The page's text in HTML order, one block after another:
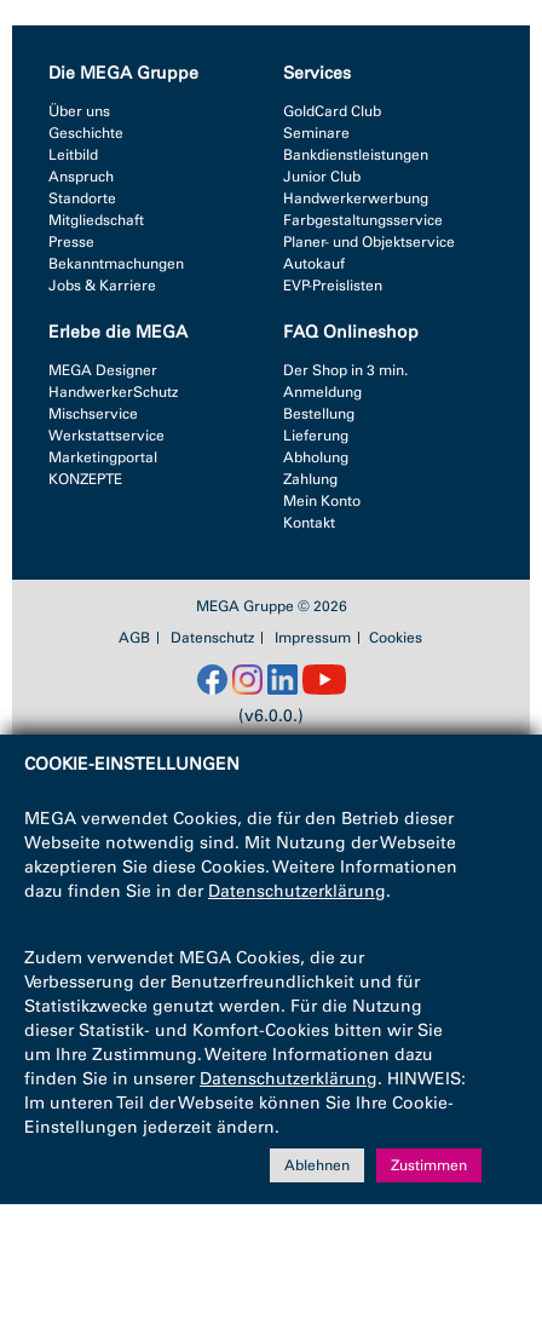
Die MEGA Gruppe
Über uns
Geschichte
Leitbild
Anspruch
Standorte
Mitgliedschaft
Presse
Bekanntmachungen
Jobs & Karriere
Services
GoldCard Club
Seminare
Bankdienstleistungen
Junior Club
Handwerkerwerbung
Farbgestaltungsservice
Planer- und Objektservice
Autokauf
EVP-Preislisten
Erlebe die MEGA
MEGA Designer
HandwerkerSchutz
Mischservice
Werkstattservice
Marketingportal
KONZEPTE
FAQ Onlineshop
Der Shop in 3 min.
Anmeldung
Bestellung
Lieferung
Abholung
Zahlung
Mein Konto
Kontakt
MEGA Gruppe © 2026
AGB
Datenschutz Impressum Cookies
(v6.0.0.)
COOKIE-EINSTELLUNGEN
MEGA verwendet Cookies, die für den Betrieb dieser
Webseite notwendig sind. Mit Nutzung der Webseite
akzeptieren Sie diese Cookies. Weitere Informationen
dazu finden Sie in der Datenschutzerklärung.
Zudem verwendet MEGA Cookies, die zur
Verbesserung der Benutzerfreundlichkeit und für
Statistikzwecke genutzt werden. Für die Nutzung
dieser Statistik- und Komfort-Cookies bitten wir Sie
um Ihre Zustimmung. Weitere Informationen dazu
finden Sie in unserer Datenschutzerklärung. HINWEIS:
Im unteren Teil der Webseite können Sie Ihre Cookie-
Einstellungen jederzeit ändern.
Zustimmen
Ablehnen